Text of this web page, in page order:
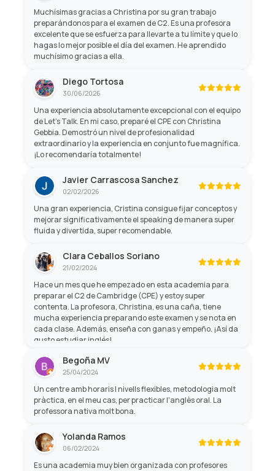
Muchísimas gracias a Christina por su gran trabajo
preparándonos para el examen de C2. Es una profesora
excelente que se esfuerza para llevarte a tu límite y que lo
hagas lo mejor posible el día del examen. He aprendido
muchísimo gracias a ella.
Diego Tortosa
30/06/2026
Una experiencia absolutamente excepcional con el equipo
de Let's Talk. En mi caso, preparé el CPE con Christina
Gebbia. Demostró un nivel de profesionalidad
extraordinario y la experiencia en conjunto fue magnífica.
¡Lo recomendaría totalmente!
Javier Carrascosa Sanchez
02/02/2026
Una gran experiencia, Cristina consigue fijar conceptos y
mejorar significativamente el speaking de manera super
fluida y divertida, super recomendable.
Clara Ceballos Soriano
21/02/2024
Hace un mes que he empezado en esta academia para
preparar el C2 de Cambridge (CPE) y estoy super
contenta. La profesora, Christina, es una caña, tiene
mucha experiencia preparando este examen y se nota en
cada clase. Además, enseña con ganas y empeño. ¡Así da
gusto estudiar inglés!
Begoña MV
25/04/2024
Un centre amb horaris I nivells flexibles, metodologia molt
pràctica, en el meu cas, per practicar l'anglès oral. La
professora nativa molt bona.
Yolanda Ramos
06/02/2024
Es una academia muy bien organizada con profesores